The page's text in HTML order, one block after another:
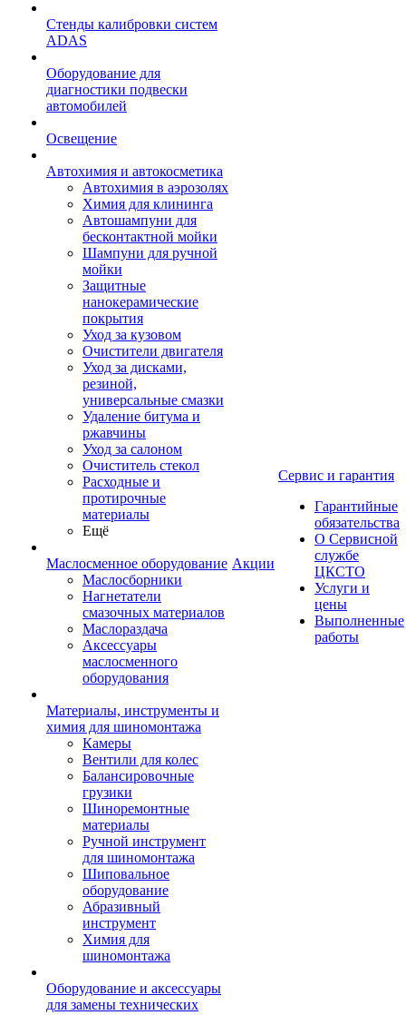
Стенды калибровки систем
ADAS
Оборудование для
диагностики подвески
автомобилей
Освещение
Автохимия и автокосметика
Автохимия в аэрозолях
Химия для клининга
Автошампуни для
бесконтактной мойки
Шампуни для ручной
мойки
Защитные
нанокерамические
покрытия
Уход за кузовом
Очистители двигателя
Уход за дисками,
резиной,
универсальные смазки
Удаление битума и
ржавчины
Уход за салоном
Очиститель стекол
Расходные и
протирочные
материалы
Ещё
Маслосменное оборудование
Маслосборники
Нагнетатели
смазочных материалов
Маслораздача
Аксессуары
маслосменного
оборудования
Материалы, инструменты и
химия для шиномонтажа
Камеры
Вентили для колес
Балансировочные
грузики
Шиноремонтные
материалы
Ручной инструмент
для шиномонтажа
Шиповальное
оборудование
Абразивный
инструмент
Химия для
шиномонтажа
Оборудование и аксессуары
для замены технических
Акции
Сервис и гарантия
Гарантийные
обязательства
О Сервисной
службе
ЦКСТО
Услуги и
цены
Выполненные
работы